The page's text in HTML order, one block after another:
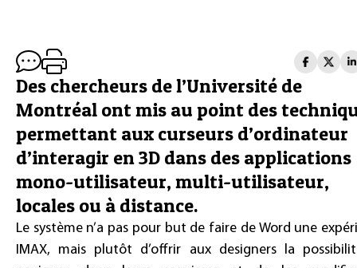
Des chercheurs de l’Université de
Montréal ont mis au point des
permettant aux curseurs d’ordinateur
d’interagir en 3D dans des applications
mono-utilisateur, multi-utilisateur,
locales ou à distance.
Le système n’a pas pour but de faire de Word une
IMAX, mais plutôt d’offrir aux designers la